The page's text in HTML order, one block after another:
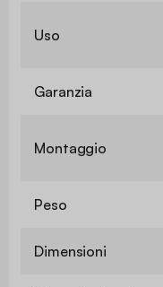
Uso
Garanzia
Montaggio
Peso
Dimensioni